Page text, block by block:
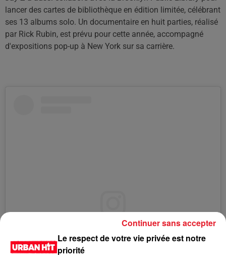
lancer des cartes de bibliothèque en édition limitée, célébrant
ses 13 albums solo. Un documentaire en huit parties, réalisé
par Rick Rubin, est prévu pour cette année, accompagné
d'expositions pop-up à New York sur sa carrière.
Le respect de votre vie privée est notre
priorité
Continuer sans accepter